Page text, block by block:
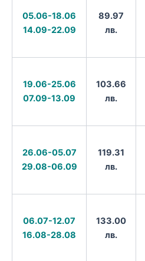
05.06-18.06
14.09-22.09
89.97
лв.
19.06-25.06
07.09-13.09
103.66
лв.
26.06-05.07
29.08-06.09
119.31
лв.
06.07-12.07
16.08-28.08
133.00
лв.